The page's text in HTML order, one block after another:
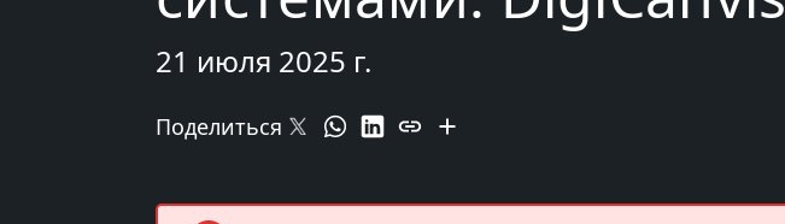
21 июля 2025 г.
Поделиться